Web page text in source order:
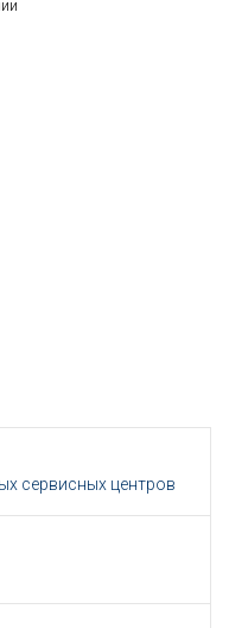
сервисных центров